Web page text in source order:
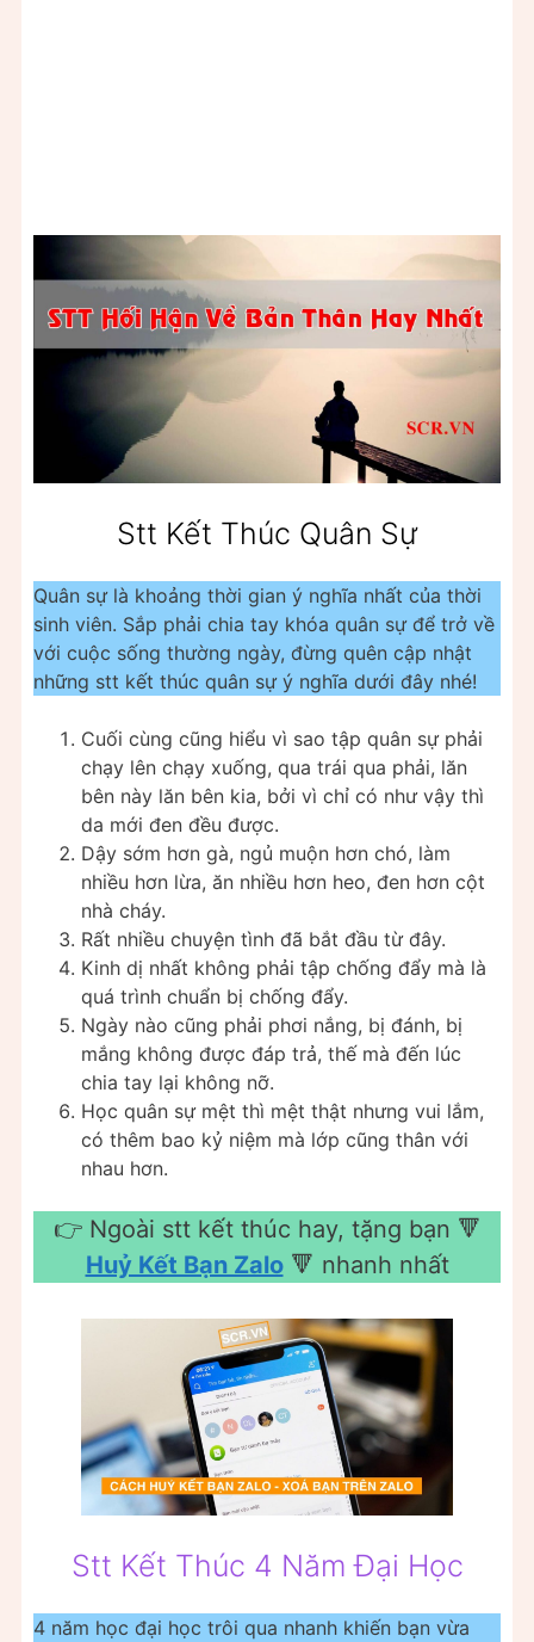
Stt Kết Thúc Quân Sự
Quân sự là khoảng thời gian ý nghĩa nhất của thời
sinh viên. Sắp phải chia tay khóa quân sự để trở về
với cuộc sống thường ngày, đừng quên cập nhật
những stt kết thúc quân sự ý nghĩa dưới đây nhé!
Cuối cùng cũng hiểu vì sao tập quân sự phải
chạy lên chạy xuống, qua trái qua phải, lăn
bên này lăn bên kia, bởi vì chỉ có như vậy thì
da mới đen đều được.
Dậy sớm hơn gà, ngủ muộn hơn chó, làm
nhiều hơn lừa, ăn nhiều hơn heo, đen hơn cột
nhà cháy.
Rất nhiều chuyện tình đã bắt đầu từ đây.
Kinh dị nhất không phải tập chống đẩy mà là
quá trình chuẩn bị chống đẩy.
Ngày nào cũng phải phơi nắng, bị đánh, bị
mắng không được đáp trả, thế mà đến lúc
chia tay lại không nỡ.
Học quân sự mệt thì mệt thật nhưng vui lắm,
có thêm bao kỷ niệm mà lớp cũng thân với
nhau hơn.
👉 Ngoài stt kết thúc hay, tặng bạn 🔻
Huỷ Kết Bạn Zalo🔻 nhanh nhất
Stt Kết Thúc 4 Năm Đại Học
4 năm học đại học trôi qua nhanh khiến bạn vừa